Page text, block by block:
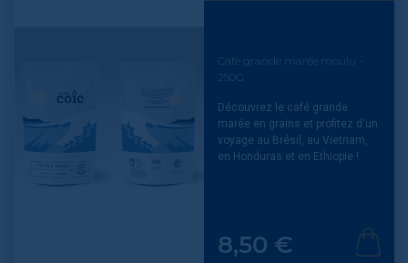
Café grande marée moulu -
250G
Découvrez le café grande
marée en grains et profitez d'un
voyage au Brésil, au Vietnam,
en Honduras et en Ethiopie !
Prix
8,50 €